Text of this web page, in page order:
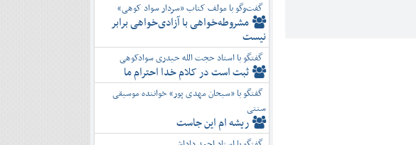
گفت‌وگو با مولف کتاب «سردار سواد کوهی»
مشروطه‌خواهی با آزادی‌خواهی برابر
نیست
گفتگو با استاد حجت الله حیدری سوادکوهی
ثبت است در کلام خدا احترام ما
گفتگو با «سبحان مهدی پور» خواننده موسیقی
سنتی
ریشه ام این جاست